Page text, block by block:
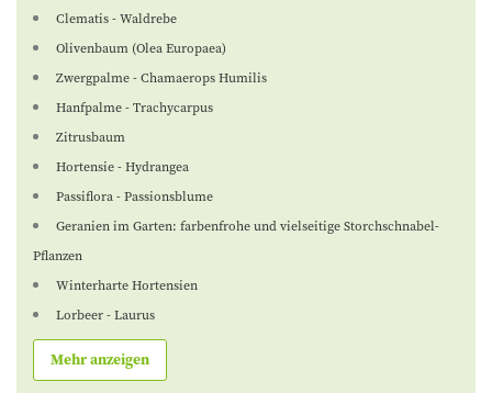
Clematis - Waldrebe
Olivenbaum (Olea Europaea)
Zwergpalme - Chamaerops Humilis
Hanfpalme - Trachycarpus
Zitrusbaum
Hortensie - Hydrangea
Passiflora - Passionsblume
Geranien im Garten: farbenfrohe und vielseitige Storchschnabel-
Pflanzen
Winterharte Hortensien
Lorbeer - Laurus
Mehr anzeigen